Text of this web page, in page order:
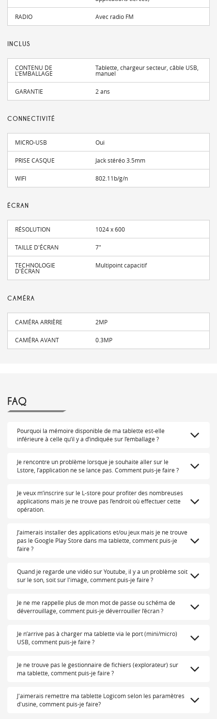
RADIO Avec radio FM
INCLUS
CONTENU DE
L'EMBALLAGE
Tablette, chargeur secteur, câble USB,
manuel
GARANTIE 2 ans
CONNECTIVITÉ
MICRO-USB Oui
PRISE CASQUE Jack stéréo 3.5mm
WIFI 802.11b/g/n
ÉCRAN
RÉSOLUTION 1024 x 600
TAILLE D'ÉCRAN 7"
TECHNOLOGIE
D'ÉCRAN
Multipoint capacitif
CAMÉRA
CAMÉRA ARRIÈRE 2MP
CAMÉRA AVANT 0.3MP
FAQ
Pourquoi la mémoire disponible de ma tablette est-elle
inférieure à celle qu’il y a d’indiquée sur l’emballage ?
Je rencontre un problème lorsque je souhaite aller sur le
Lstore, l’application ne se lance pas. Comment puis-je faire ?
Je veux m’inscrire sur le L-store pour profiter des nombreuses
applications mais je ne trouve pas l’endroit où effectuer cette
opération.
J’aimerais installer des applications et/ou jeux mais je ne trouve
pas le Google Play Store dans ma tablette, comment puis-je
faire ?
Quand je regarde une vidéo sur Youtube, il y a un problème soit
sur le son, soit sur l'image, comment puis-je faire ?
Je ne me rappelle plus de mon mot de passe ou schéma de
déverrouillage, comment puis-je déverrouiller l’écran ?
Je n’arrive pas à charger ma tablette via le port (mini/micro)
USB, comment puis-je faire ?
Je ne trouve pas le gestionnaire de fichiers (explorateur) sur
ma tablette, comment puis-je faire ?
J'aimerais remettre ma tablette Logicom selon les paramètres
d'usine, comment puis-je faire?